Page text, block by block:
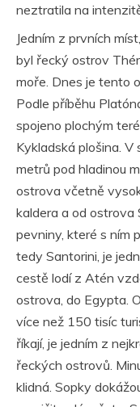
neztratila na
Jedním z prvních
byl řecký ostrov
moře. Dnes je tento
Podle příběhu
spojeno plochým
Kykladská plošina.
metrů pod hladinou
ostrova včetně
kaldera a od ostrova
pevniny, které s ním
tedy Santorini, je
cestě lodí z Atén
ostrova, do Egypta.
více než 150 tisíc
říkají, je jedním z
řeckých ostrovů.
klidná. Sopky